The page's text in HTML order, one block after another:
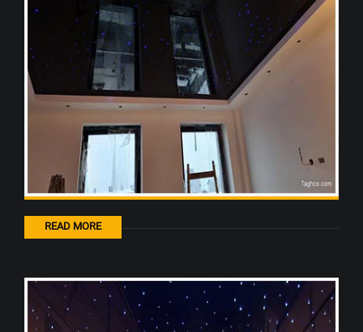
READ MORE